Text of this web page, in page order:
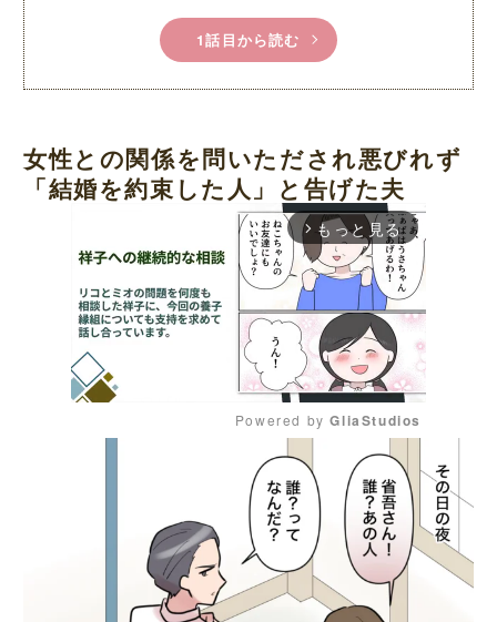
1話目から読む
女性との関係を問いただされ悪びれず
「結婚を約束した人」と告げた夫
arrow_forward_ios もっと見る
M
u
Powered by GliaStudios